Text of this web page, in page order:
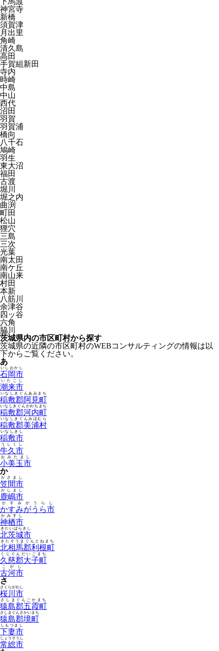
神宮寺
新橋
須賀津
月出里
角崎
清久島
高田
手賀組新田
寺内
時崎
中島
中山
西代
沼田
羽賀
羽賀浦
橋向
八千石
鳩崎
羽生
東大沼
福田
古渡
堀川
堀之内
曲渕
町田
松山
狸穴
三島
三次
光葉
南太田
南ケ丘
南山来
村田
本新
八筋川
余津谷
四ッ谷
六角
脇川
茨城県内の市区町村から探す
茨城県の近隣の市区町村のWEBコンサルティングの情報は以
下からご覧ください。
あ
石岡市
いしおかし
潮来市
いたこし
稲敷郡阿見町
いなしきぐんあみまち
稲敷郡河内町
いなしきぐんかわちまち
稲敷郡美浦村
いなしきぐんみほむら
稲敷市
いなしきし
牛久市
うしくし
小美玉市
おみたまし
か
笠間市
かさまし
鹿嶋市
かしまし
かすみがうら市
かすみがうらし
神栖市
かみすし
北茨城市
きたいばらきし
北相馬郡利根町
きたそうまぐんとねまち
久慈郡大子町
くじぐんだいごまち
古河市
こがし
さ
桜川市
さくらがわし
猿島郡五霞町
さしまぐんごかまち
猿島郡境町
さしまぐんさかいまち
下妻市
しもつまし
常総市
じょうそうし